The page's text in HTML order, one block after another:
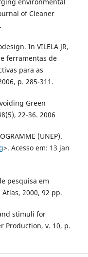
environmental
of Cleaner
In VILELA JR,
e ferramentas de
para as
p. 285-311.
Green
22-36. 2006
(UNEP).
>. Acesso em: 13 jan
pesquisa em
2000, 92 pp.
stimuli for
Production, v. 10, p.